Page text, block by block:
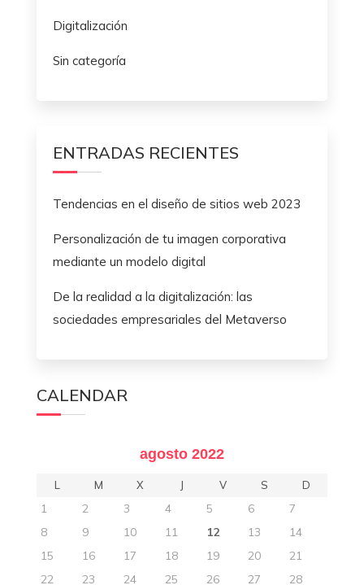
Digitalización
Sin categoría
ENTRADAS RECIENTES
Tendencias en el diseño de sitios web 2023
Personalización de tu imagen corporativa
mediante un modelo digital
De la realidad a la digitalización: las
sociedades empresariales del Metaverso
CALENDAR
agosto 2022
L M X J V S D
1 2 3 4 5 6
7
8
9 10 11 12 13
14
15
16 17 18 19 20
21
22
23 24 25 26 27
28